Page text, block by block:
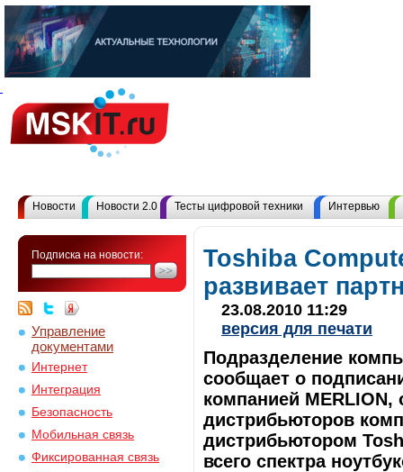
Новости Новости 2.0 Тесты цифровой техники Интервью
Подписка на новости:
Управление
документами
Интернет
Интеграция
Безопасность
Мобильная связь
Фиксированная связь
Toshiba
развивает
23.08.2010 11:29
версия для печати
Подразделение
сообщает о
компанией
дистрибьюторов
дистрибьютором
всего спектра